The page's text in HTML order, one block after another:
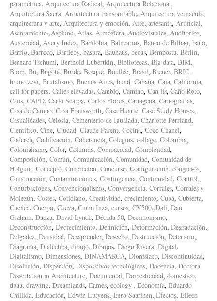
paramétrica, Arquitectura Radical, Arquitectura Relacional,
Arquitectura Sacra, Arquitectura transportable, Arquitectura vernácula,
arquitectura y arte, Arquitectura y emoción, Arte, artesanía, Artificial,
Asentamiento, Asplund, Atlas, Atmósfera, Audiovisuales, Auditorios,
Austeridad, Avery Index, Babilobia, Balnearios, Banco de Bilbao, baño,
Barrio, Barroco, Bartleby, basura, Bauhaus, becas, Bemposta, Berlin,
Bernard Tschumi, Berthold Lubertkin, Bibliotecas, Big data, BIM,
Blom, Bo, Bogotá, Borde, Bosque, Boullée, Brasil, Breuer, BRIC,
bruno zevi, Brutalismo, Buenos Aires, bund, Cabaña, Caja, California,
call for papers, Calles elevadas, Cambio, Camino, Can lis, Caño Roto,
Caos, CAPD, Carlo Scarpa, Carlos Flores, Cartagena, Cartografías,
Casa de Campo, Casa Fransworth, Casa Huarte, Case Study Houses,
Casualidades, Celosía, Cementerio de Igualada, Charlotte Perriand,
Científico, Cine, Ciudad, Claude Parent, Cocina, Coco Chanel,
Coderch, Codificación, Coherencia, Colegios, collage, Colombia,
Colonialismo, Color, Columna, Compacidad, Complejidad,
Composición, Común, Comunicación, Comunidad, Comunidad de
Holguín, Concepto, Concreción, Concurso, Configuración, congresos,
Construcción, Contaminaciones, Contingencia, Continuidad, Control,
Conurbaciones, Convencionalismo, Convergencia, Corrales, Corrales y
Molezún, Costes, Cotidiano, Creatividad, crecimiento, Cuba, Cubierta,
Cuenca, Cuerpo, Cueva, Curro Inza, cursos, CV500, Dalí, Dan
Graham, Danza, David Lynch, Década 50, Decimonismo,
Deconstrucción, Decrecimiento, Definición, Deformación, Degradación,
Delgadez, Densidad, Desaprender, Desecho, Destrucción, Deterioro,
Diagrama, Dialéctica, dibujo, Dibujos, Diego Rivera, Digital,
Digitalismo, Dimensiones, DINAMARCA, Dionisíaco, Discontinuidad,
Disolución, Dispersión, Dispositivos tecnológicos, Docencia, Doctoral
Dissertation in Architecture, Documental, Domesticidad, domestico,
dpaa, drawing, Dreamlands, Eames, ecology., Economía, Eduardo
Chillida, Educación, Edwin Lutyens, Eero Saarinen, Efectos, Eileen